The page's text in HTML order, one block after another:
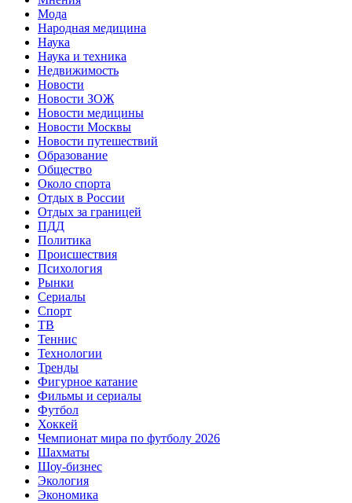
Мода
Народная медицина
Наука
Наука и техника
Недвижимость
Новости
Новости ЗОЖ
Новости медицины
Новости Москвы
Новости путешествий
Образование
Общество
Около спорта
Отдых в России
Отдых за границей
ПДД
Политика
Происшествия
Психология
Рынки
Сериалы
Спорт
ТВ
Теннис
Технологии
Тренды
Фигурное катание
Фильмы и сериалы
Футбол
Хоккей
Чемпионат мира по футболу 2026
Шахматы
Шоу-бизнес
Экология
Экономика